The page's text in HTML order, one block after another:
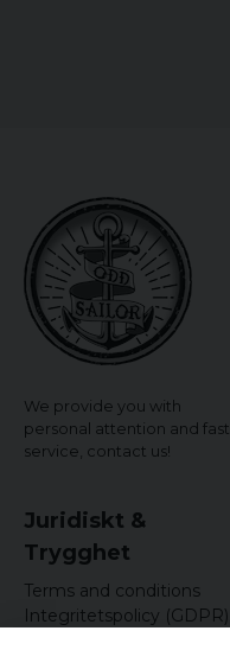
We provide you with
personal attention and fast
service, contact us!
Juridiskt &
Trygghet
Terms and conditions
Integritetspolicy (GDPR)